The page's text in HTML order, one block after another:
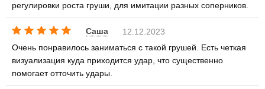
регулировки роста груши, для имитации разных соперников.
Саша
12.12.2023
Очень понравилось заниматься с такой грушей. Есть четкая
визуализация куда приходится удар, что существенно
помогает отточить удары.